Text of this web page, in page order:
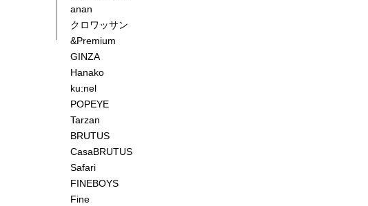
anan
クロワッサン
&Premium
GINZA
Hanako
ku:nel
POPEYE
Tarzan
BRUTUS
CasaBRUTUS
Safari
FINEBOYS
Fine